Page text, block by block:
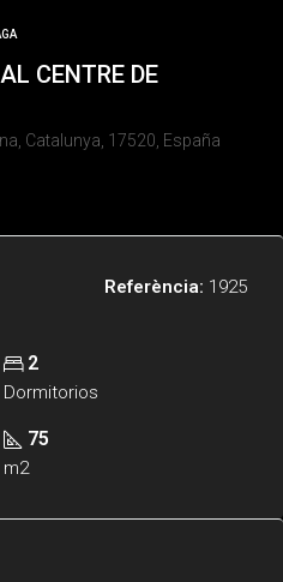
CENTRE DE
Catalunya, 17520, España
Referència: 1925
2
Dormitorios
75
m2